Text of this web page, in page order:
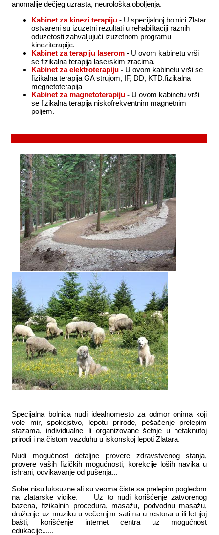
anomalije dečjeg uzrasta, neurološka oboljenja.
Kabinet za kinezi terapiju - U specijalnoj bolnici Zlatar
ostvareni su izuzetni rezultati u rehabilitaciji raznih
oduzetosti zahvaljujući izuzetnom programu
kineziterapije.
Kabinet za terapiju laserom - U ovom kabinetu vrši
se fizikalna terapija laserskim zracima.
Kabinet za elektroterapiju - U ovom kabinetu vrši se
fizikalna terapija GA strujom, IF, DD, KTD.fizikalna
megnetoterapija
Kabinet za magnetoterapiju - U ovom kabinetu vrši
se fizikalna terapija niskofrekventnim magnetnim
poljem.
Specijalna bolnica nudi idealnomesto za odmor onima koji
vole mir, spokojstvo, lepotu prirode, pešačenje prelepim
stazama, individualne ili organizovane šetnje u netaknutoj
prirodi i na čistom vazduhu u iskonskoj lepoti Zlatara.
Nudi mogućnost detaljne provere zdravstvenog stanja,
provere vaših fizičkih mogućnosti, korekcije loših navika u
ishrani, odvikavanje od pušenja...
Sobe nisu luksuzne ali su veoma čiste sa prelepim pogledom
na zlatarske vidike. Uz to nudi korišćenje zatvorenog
bazena, fizikalnih procedura, masažu, podvodnu masažu,
druženje uz muziku u večernjim satima u restoranu ili letnjoj
bašti, korišćenje internet centra uz mogućnost
edukacije......